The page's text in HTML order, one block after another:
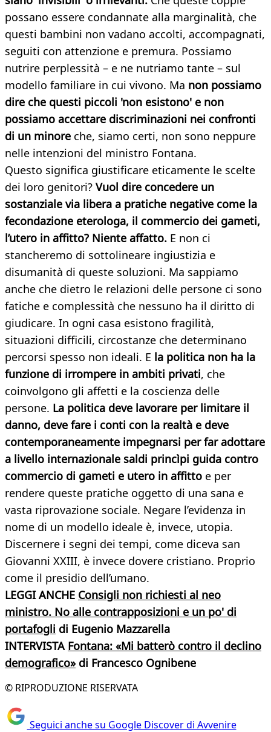
possano essere condannate alla marginalità, che
questi bambini non vadano accolti, accompagnati,
seguiti con attenzione e premura. Possiamo
nutrire perplessità – e ne nutriamo tante – sul
modello familiare in cui vivono. Ma non possiamo
dire che questi piccoli 'non esistono' e non
possiamo accettare discriminazioni nei confronti
di un minore che, siamo certi, non sono neppure
nelle intenzioni del ministro Fontana.
Questo significa giustificare eticamente le scelte
dei loro genitori? Vuol dire concedere un
sostanziale via libera a pratiche negative come la
fecondazione eterologa, il commercio dei gameti,
l’utero in affitto? Niente affatto. E non ci
stancheremo di sottolineare ingiustizia e
disumanità di queste soluzioni. Ma sappiamo
anche che dietro le relazioni delle persone ci sono
fatiche e complessità che nessuno ha il diritto di
giudicare. In ogni casa esistono fragilità,
situazioni difficili, circostanze che determinano
percorsi spesso non ideali. E la politica non ha la
funzione di irrompere in ambiti privati, che
coinvolgono gli affetti e la coscienza delle
persone. La politica deve lavorare per limitare il
danno, deve fare i conti con la realtà e deve
contemporaneamente impegnarsi per far adottare
a livello internazionale saldi princìpi guida contro
commercio di gameti e utero in affitto e per
rendere queste pratiche oggetto di una sana e
vasta riprovazione sociale. Negare l’evidenza in
nome di un modello ideale è, invece, utopia.
Discernere i segni dei tempi, come diceva san
Giovanni XXIII, è invece dovere cristiano. Proprio
come il presidio dell’umano.
LEGGI ANCHE Consigli non richiesti al neo
ministro. No alle contrapposizioni e un po' di
portafogli di Eugenio Mazzarella
INTERVISTA Fontana: «Mi batterò contro il declino
demografico» di Francesco Ognibene
© RIPRODUZIONE RISERVATA
Seguici anche su Google Discover di Avvenire